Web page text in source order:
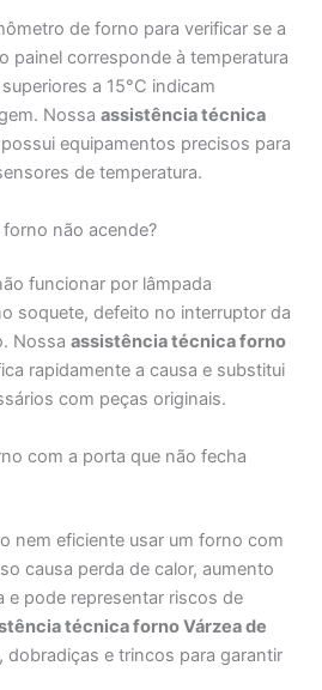
de forno para verificar se a
painel corresponde à temperatura
a 15°C indicam
Nossaassistência técnica
possui equipamentos precisos para
de temperatura.
forno não acende?
funcionar por lâmpada
soquete, defeito no interruptor da
Nossaassistência técnica forno
rapidamente a causa e substitui
com peças originais.
com a porta que não fecha
nem eficiente usar um forno com
causa perda de calor, aumento
e pode representar riscos de
técnica forno Várzea de
dobradiças e trincos para garantir